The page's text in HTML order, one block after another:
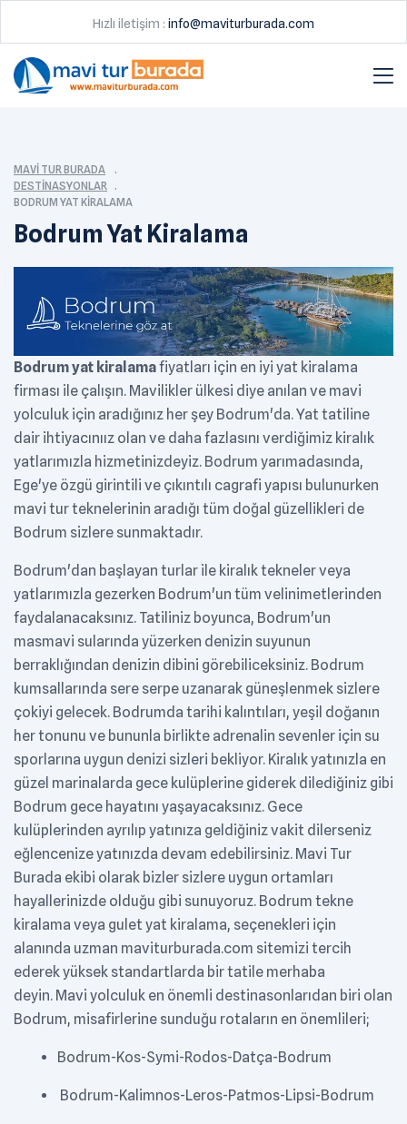
Hızlı iletişim : info@maviturburada.com
MAVI TUR BURADA
DESTINASYONLAR
BODRUM YAT KIRALAMA
Bodrum Yat Kiralama
Bodrum yat kiralamafiyatları için en iyi yat kiralama
firması ile çalışın. Mavilikler ülkesi diye anılan ve mavi
yolculuk için aradığınız her şey Bodrum'da. Yat tatiline
dair ihtiyacınıız olan ve daha fazlasını verdiğimiz kiralık
yatlarımızla hizmetinizdeyiz. Bodrum yarımadasında,
Ege'ye özgü girintili ve çıkıntılı cagrafi yapısı bulunurken
mavi tur teknelerinin aradığı tüm doğal güzellikleri de
Bodrum sizlere sunmaktadır.
Bodrum'dan başlayan turlar ile kiralık tekneler veya
yatlarımızla gezerken Bodrum'un tüm velinimetlerinden
faydalanacaksınız. Tatiliniz boyunca, Bodrum'un
masmavi sularında yüzerken denizin suyunun
berraklığından denizin dibini görebiliceksiniz. Bodrum
kumsallarında sere serpe uzanarak güneşlenmek sizlere
çokiyi gelecek. Bodrumda tarihi kalıntıları, yeşil doğanın
her tonunu ve bununla birlikte adrenalin sevenler için su
sporlarına uygun denizi sizleri bekliyor. Kiralık yatınızla en
güzel marinalarda gece kulüplerine giderek dilediğiniz gibi
Bodrum gece hayatını yaşayacaksınız. Gece
kulüplerinden ayrılıp yatınıza geldiğiniz vakit dilerseniz
eğlencenize yatınızda devam edebilirsiniz. Mavi Tur
Burada ekibi olarak bizler sizlere uygun ortamları
hayallerinizde olduğu gibi sunuyoruz. Bodrum tekne
kiralama veya gulet yat kiralama, seçenekleri için
alanında uzman maviturburada.com sitemizi tercih
ederek yüksek standartlarda bir tatile merhaba
deyin. Mavi yolculuk en önemli destinasonlarıdan biri olan
Bodrum, misafirlerine sunduğu rotaların en önemlileri;
Bodrum-Kos-Symi-Rodos-Datça-Bodrum
Bodrum-Kalimnos-Leros-Patmos-Lipsi-Bodrum